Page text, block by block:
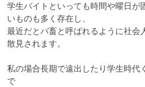
学生バイトといっても時間や曜日が
いものも多く存在し、
最近だとバ畜と呼ばれるように社会
散見されます。
私の場合長期で遠出したり学生時代
で